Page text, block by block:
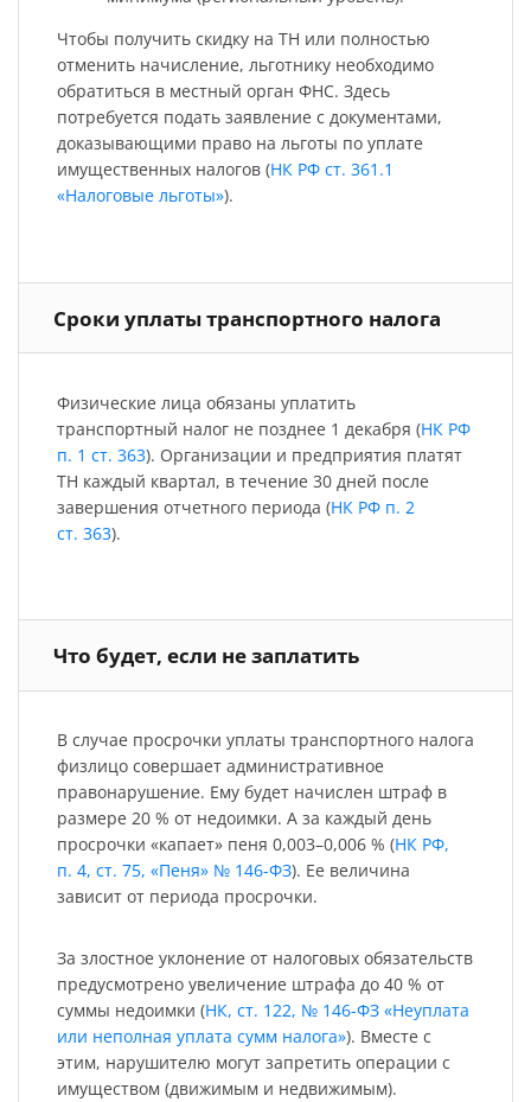
Чтобы получить скидку на ТН или полностью
отменить начисление, льготнику необходимо
обратиться в местный орган ФНС. Здесь
потребуется подать заявление с документами,
доказывающими право на льготы по уплате
имущественных налогов (НК РФ ст. 361.1
«Налоговые льготы»).
Сроки уплаты транспортного налога
Физические лица обязаны уплатить
транспортный налог не позднее 1 декабря (НК РФ
п. 1 ст. 363). Организации и предприятия платят
ТН каждый квартал, в течение 30 дней после
завершения отчетного периода (НК РФ п. 2
ст. 363).
Что будет, если не заплатить
В случае просрочки уплаты транспортного налога
физлицо совершает административное
правонарушение. Ему будет начислен штраф в
размере 20 % от недоимки. А за каждый день
просрочки «капает» пеня 0,003–0,006 % (НК РФ,
п. 4, ст. 75, «Пеня» № 146-ФЗ). Ее величина
зависит от периода просрочки.
За злостное уклонение от налоговых обязательств
предусмотрено увеличение штрафа до 40 % от
суммы недоимки (НК, ст. 122, № 146-ФЗ «Неуплата
или неполная уплата сумм налога»). Вместе с
этим, нарушителю могут запретить операции с
имуществом (движимым и недвижимым).